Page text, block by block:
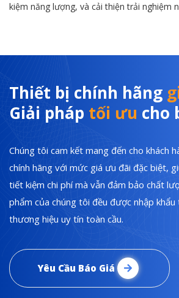
kiệm năng lượng, và cải thiện trải nghiệm
Thiết bị chính hãng
Giải pháp tối ưu cho
Chúng tôi cam kết mang đến cho khách
chính hãng với mức giá ưu đãi đặc biệt,
tiết kiệm chi phí mà vẫn đảm bảo chất
phẩm của chúng tôi đều được nhập
thương hiệu uy tín toàn cầu.
Yêu Cầu Báo Giá